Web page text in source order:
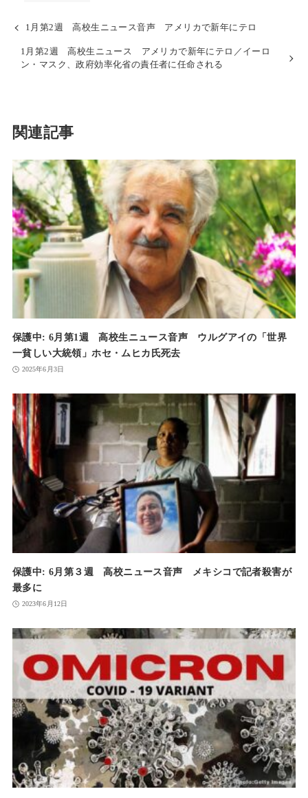
1月第2週 高校生ニュース音声 アメリカで新年にテロ
1月第2週 高校生ニュース アメリカで新年にテロ／イーロ
ン・マスク、政府効率化省の責任者に任命される
関連記事
保護中: 6月第1週 高校生ニュース音声 ウルグアイの「世界
一貧しい大統領」ホセ・ムヒカ氏死去
2025年6月3日
保護中: 6月第３週 高校ニュース音声 メキシコで記者殺害が
最多に
2023年6月12日